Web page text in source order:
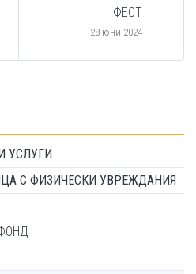
ФЕСТ
28 юни 2024
УСЛУГИ
С ФИЗИЧЕСКИ УВРЕЖДАНИЯ